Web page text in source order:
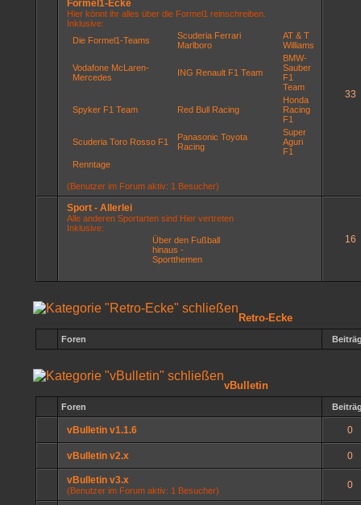
Formel1-Ecke
Hier könnt ihr alles über die Formel1 reinschreiben.
Inklusive:
Die Formel1-Teams
Scuderia Ferrari
Marlboro
AT & T
Williams
Vodafone McLaren-
Mercedes
ING Renault F1 Team
BMW-
Sauber
F1
Team
Spyker F1 Team Red Bull Racing
Honda
Racing
F1
Scuderia Toro Rosso F1
Panasonic Toyota
Racing
Super
Aguri
F1
Renntage
(Benutzer im Forum aktiv: 1 Besucher)
33
Sport - Allerlei
Alle anderen Sportarten sind Hier vertreten
Inklusive:
Über den Fußball
hinaus -
Sportthemen
16
Retro-Ecke
Foren
vBulletin
Foren
vBulletin v1.1.6 0
vBulletin v2.x 0
vBulletin v3.x
(Benutzer im Forum aktiv: 1 Besucher) 0